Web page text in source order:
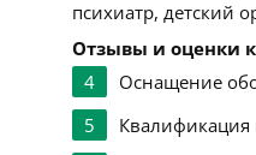
психиатр, детский
Отзывы и оценки
4
Оснащение
5
Квалификация